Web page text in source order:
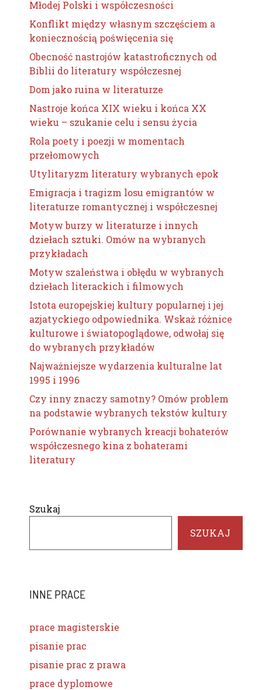
Młodej Polski i współczesności
Konflikt między własnym szczęściem a
koniecznością poświęcenia się
Obecność nastrojów katastroficznych od
Biblii do literatury współczesnej
Dom jako ruina w literaturze
Nastroje końca XIX wieku i końca XX
wieku – szukanie celu i sensu życia
Rola poety i poezji w momentach
przełomowych
Utylitaryzm literatury wybranych epok
Emigracja i tragizm losu emigrantów w
literaturze romantycznej i współczesnej
Motyw burzy w literaturze i innych
dziełach sztuki. Omów na wybranych
przykładach
Motyw szaleństwa i obłędu w wybranych
dziełach literackich i filmowych
Istota europejskiej kultury popularnej i jej
azjatyckiego odpowiednika. Wskaż różnice
kulturowe i światopoglądowe, odwołaj się
do wybranych przykładów
Najważniejsze wydarzenia kulturalne lat
1995 i 1996
Czy inny znaczy samotny? Omów problem
na podstawie wybranych tekstów kultury
Porównanie wybranych kreacji bohaterów
współczesnego kina z bohaterami
literatury
Szukaj
SZUKAJ
INNE PRACE
prace magisterskie
pisanie prac
pisanie prac z prawa
prace dyplomowe